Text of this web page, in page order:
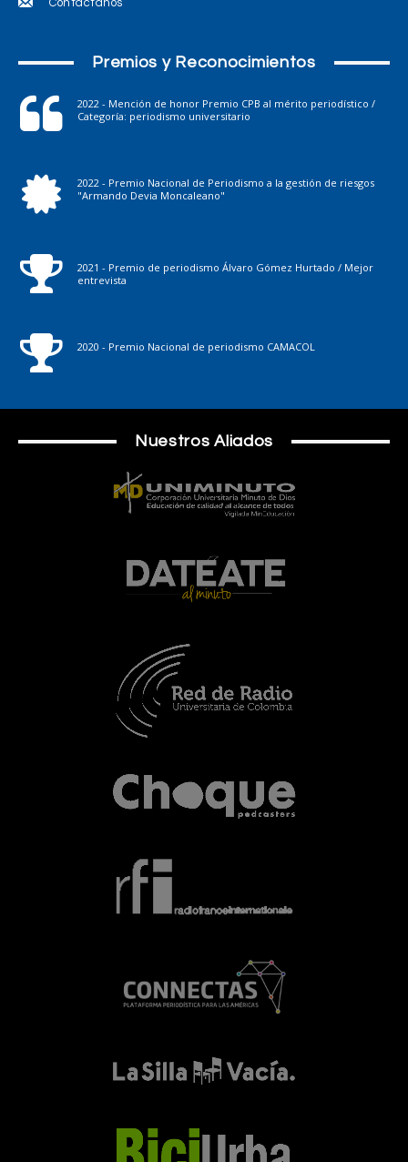
Contáctanos
Premios y Reconocimientos
2022 - Mención de honor Premio CPB al mérito periodístico /
Categoría: periodismo universitario
2022 - Premio Nacional de Periodismo a la gestión de riesgos
"Armando Devia Moncaleano"
2021 - Premio de periodismo Álvaro Gómez Hurtado / Mejor
entrevista
2020 - Premio Nacional de periodismo CAMACOL
Nuestros Aliados